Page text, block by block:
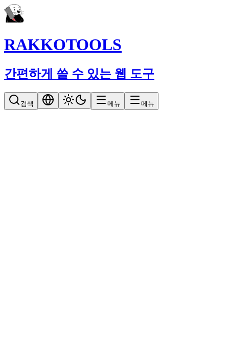
RAKKOTOOLS
간편하게 쓸 수 있는 웹 도구
검색 메뉴 메뉴